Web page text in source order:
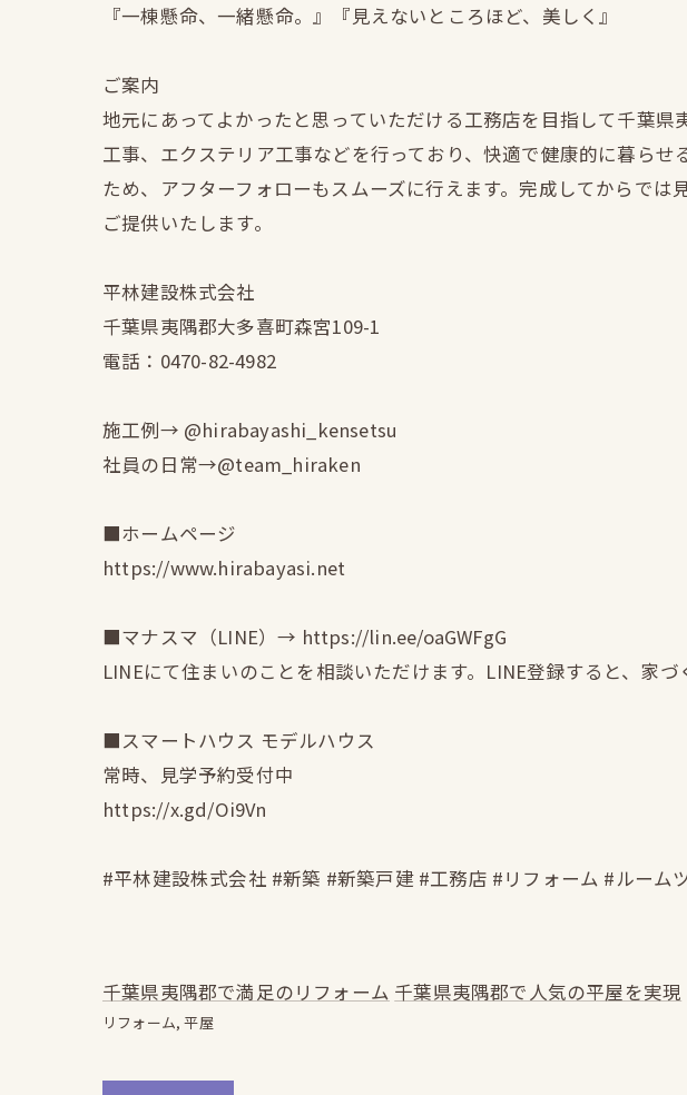
『一棟懸命、一緒懸命。』『見えないところほど、美しく』
ご案内
地元にあってよかったと思っていただける工務店を目指して千葉
工事、エクステリア工事などを行っており、快適で健康的に暮ら
ため、アフターフォローもスムーズに行えます。完成してからで
ご提供いたします。
平林建設株式会社
千葉県夷隅郡大多喜町森宮109-1
電話：0470-82-4982
施工例→ @hirabayashi_kensetsu
社員の日常→@team_hiraken
■ホームページ
https://www.hirabayasi.net
■マナスマ（LINE）→ https://lin.ee/oaGWFgG
LINEにて住まいのことを相談いただけます。LINE登録すると、家
■スマートハウス モデルハウス
常時、見学予約受付中
https://x.gd/Oi9Vn
#平林建設株式会社 #新築 #新築戸建 #工務店 #リフォーム #ルーム
千葉県夷隅郡で満足のリフォーム 千葉県夷隅郡で人気の平屋を実現
リフォーム 平屋